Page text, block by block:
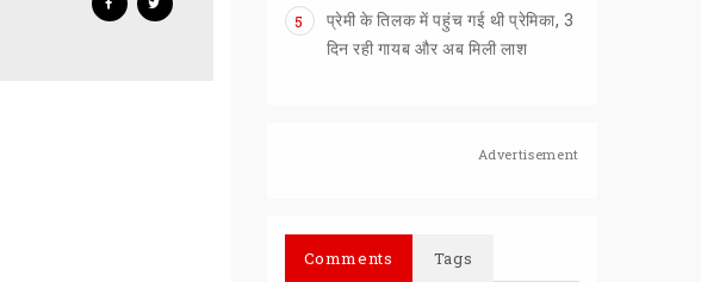
5
प्रेमी के तिलक में पहुंच गई थी प्रेमिका, 3
दिन रही गायब और अब मिली लाश
Advertisement
Comments Tags